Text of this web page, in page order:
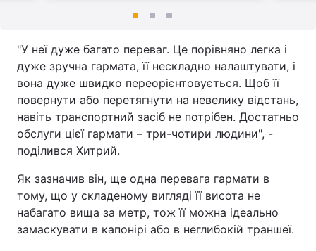
"У неї дуже багато переваг. Це порівняно легка і
дуже зручна гармата, її нескладно налаштувати, і
вона дуже швидко переорієнтовується. Щоб її
повернути або перетягнути на невелику відстань,
навіть транспортний засіб не потрібен. Достатньо
обслуги цієї гармати – три-чотири людини", -
поділився Хитрий.
Як зазначив він, ще одна перевага гармати в
тому, що у складеному вигляді її висота не
набагато вища за метр, тож її можна ідеально
замаскувати в капонірі або в неглибокій траншеї.